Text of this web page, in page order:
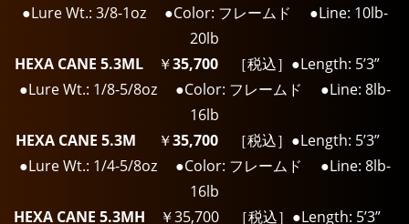
●Lure Wt.: 3/8-1oz ●Color: フレームド ●Line: 10lb-
20lb
HEXA CANE 5.3ML ￥35,700 ［税込］ ●Length: 5’3”
●Lure Wt.: 1/8-5/8oz ●Color: フレームド ●Line: 8lb-
16lb
HEXA CANE 5.3M ￥35,700［税込］ ●Length: 5’3”
●Lure Wt.: 1/4-5/8oz ●Color: フレームド ●Line: 8lb-
16lb
HEXA CANE 5.3MH ￥35,700 ［税込］●Length: 5’3”